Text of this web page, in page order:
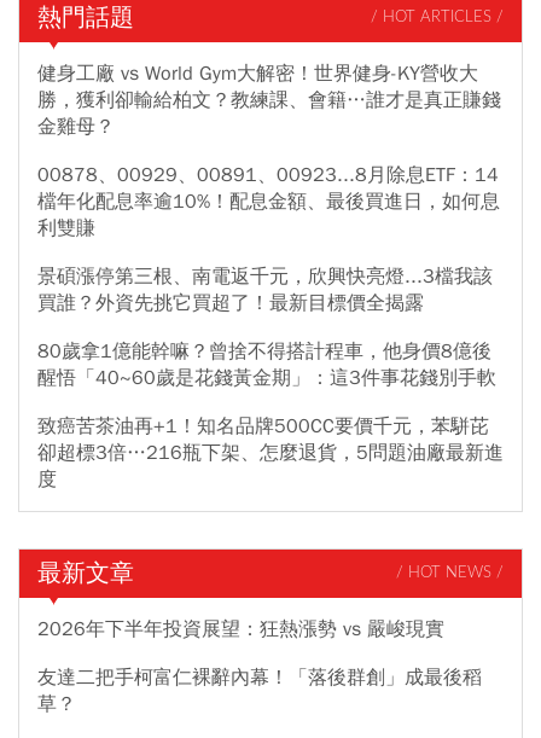
熱門話題 / HOT ARTICLES /
健身工廠 vs World Gym大解密！世界健身-KY營收大
勝，獲利卻輸給柏文？教練課、會籍…誰才是真正賺錢
金雞母？
00878、00929、00891、00923...8月除息ETF：14
檔年化配息率逾10%！配息金額、最後買進日，如何息
利雙賺
景碩漲停第三根、南電返千元，欣興快亮燈...3檔我該
買誰？外資先挑它買超了！最新目標價全揭露
80歲拿1億能幹嘛？曾捨不得搭計程車，他身價8億後
醒悟「40~60歲是花錢黃金期」：這3件事花錢別手軟
致癌苦茶油再+1！知名品牌500CC要價千元，苯駢芘
卻超標3倍…216瓶下架、怎麼退貨，5問題油廠最新進
度
最新文章 / HOT NEWS /
2026年下半年投資展望：狂熱漲勢 vs 嚴峻現實
友達二把手柯富仁裸辭內幕！「落後群創」成最後稻
草？